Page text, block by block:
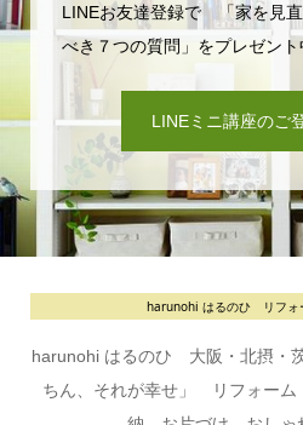
LINEお友達登録で 「家を見
べき７つの質問」をプレゼント
LINEミニ講座のご
harunohi はるのひ リフォ
harunohi はるのひ 大阪・北摂・
ちん、それが幸せ」 リフォー